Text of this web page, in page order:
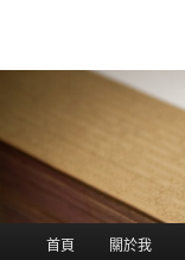
跳到主內容
跳到第二內容
首頁 關於我